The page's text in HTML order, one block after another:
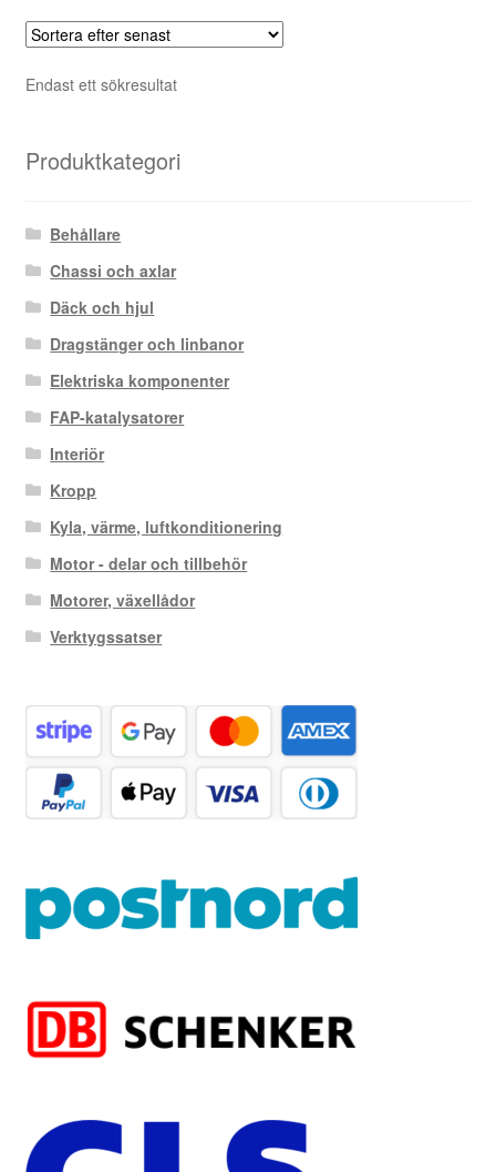
Endast ett sökresultat
Produktkategori
Behållare
Chassi och axlar
Däck och hjul
Dragstänger och linbanor
Elektriska komponenter
FAP-katalysatorer
Interiör
Kropp
Kyla, värme, luftkonditionering
Motor - delar och tillbehör
Motorer, växellådor
Verktygssatser